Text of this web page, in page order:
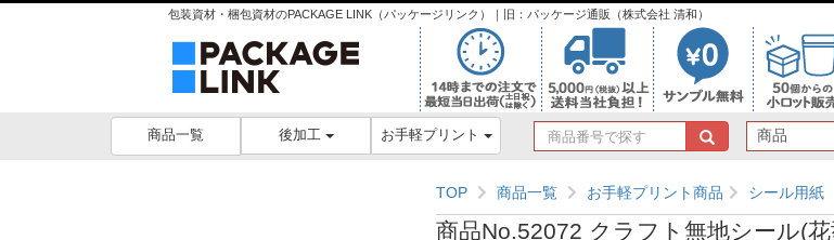
包装資材・梱包資材のPACKAGE LINK（パッケージリンク）｜旧：パッケージ通販（株式会社 清和）
商品一覧 後加工 お手軽プリント
商
品
号
で
TOP 商品一覧 お手軽プリント商品 シール用紙
商品No.52072 クラフト無地シール(